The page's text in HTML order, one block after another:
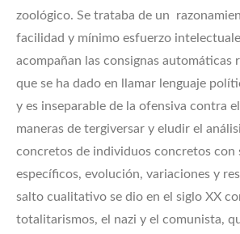
zoológico. Se trataba de un
facilidad y mínimo esfuerzo
acompañan las consignas automáticas
que se ha dado en llamar lenguaje
y es inseparable de la ofensiva contra
maneras de tergiversar y eludir el
concretos de individuos concretos con
específicos, evolución, variaciones y
salto cualitativo se dio en el siglo XX
totalitarismos, el nazi y el comunista,